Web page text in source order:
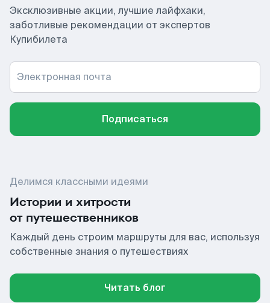
Эксклюзивные акции, лучшие лайфхаки,
заботливые рекомендации от экспертов
Купибилета
Электронная почта
Подписаться
Делимся классными идеями
Истории и хитрости
от путешественников
Каждый день строим маршруты для вас, используя
собственные знания о путешествиях
Читать блог